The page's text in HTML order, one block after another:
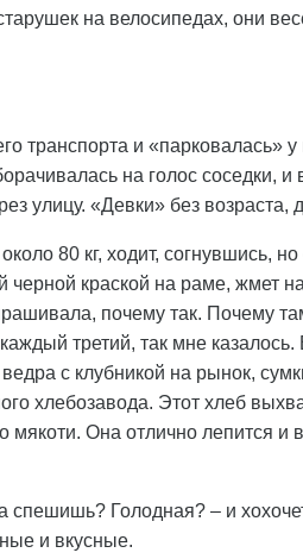
на велосипедах, они
транспорта и «парковалась»
на голос соседки, и
улицу. «Девки» без возраста,
80 кг, ходит, согнувшись,
черной краской на раме, жмет
почему так. Почему
третий, так мне
с клубникой на рынок,
хлебозавода. Этот хлеб
Она отлично лепится и
спешишь? Голодная? – и
и вкусные.